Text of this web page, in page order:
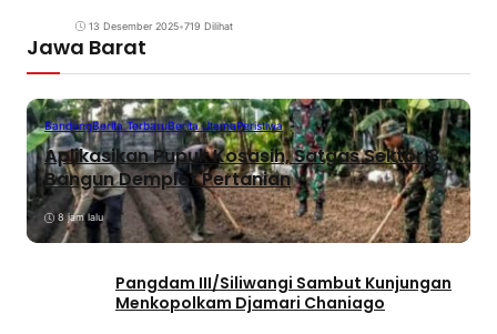
13 Desember 2025•719 Dilihat
Jawa Barat
BandungBerita TerbaruBerita UtamaPeristiwa
Aplikasikan Pupuk Kosasih, Satgas Sektor 8
Bangun Demplot Pertanian
8 jam lalu
Pangdam III/Siliwangi Sambut Kunjungan
Menkopolkam Djamari Chaniago